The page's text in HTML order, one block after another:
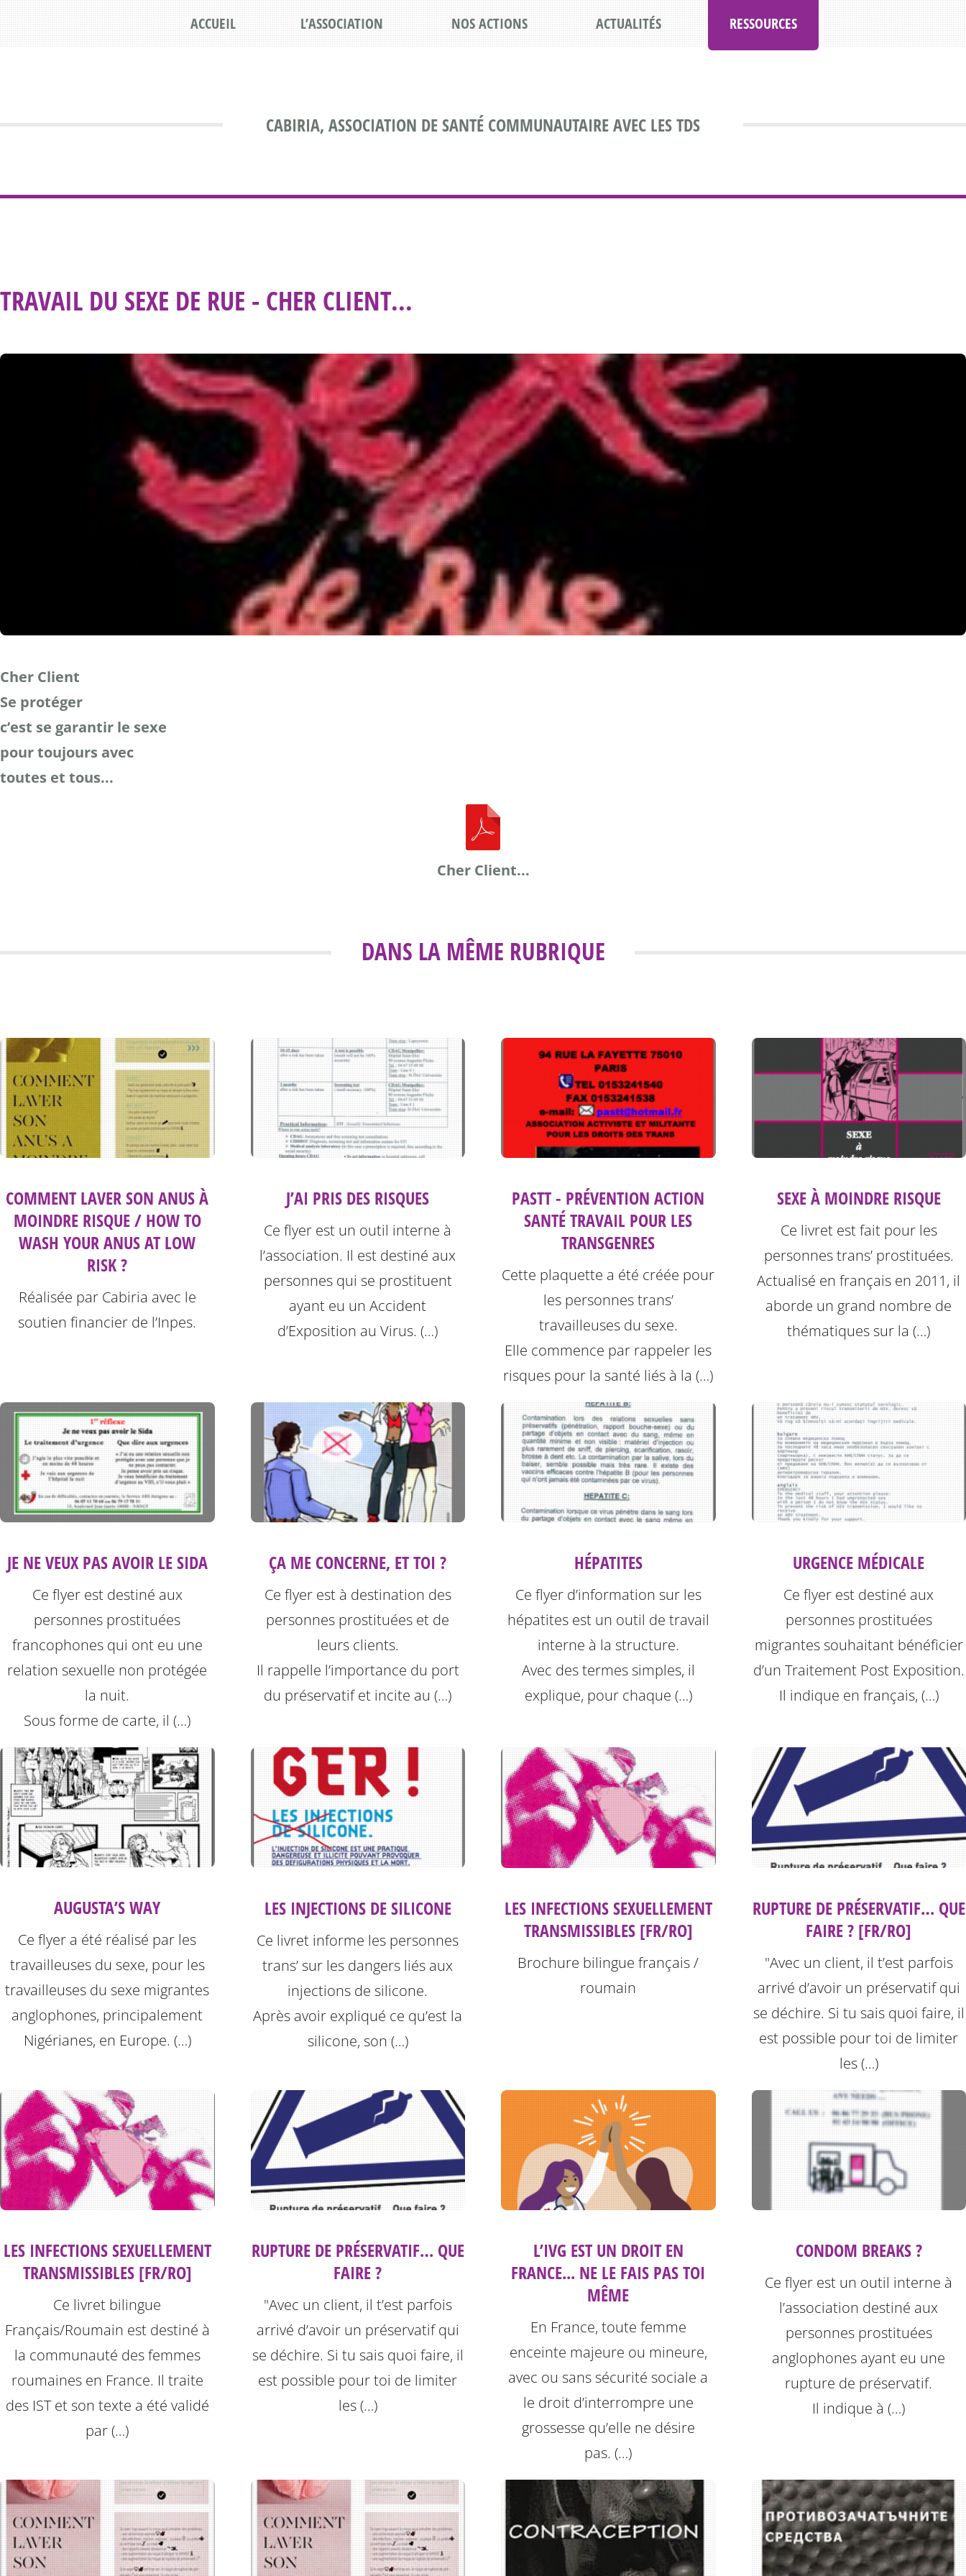
CABIRIA, ASSOCIATION DE SANTÉ COMMUNAUTAIRE AVEC LES TDS
ACCUEIL L’ASSOCIATION NOS ACTIONS ACTUALITÉS RESSOURCES
TRAVAIL DU SEXE DE RUE - CHER CLIENT...
Cher Client
Se protéger
c’est se garantir le sexe
pour toujours avec
toutes et tous...
Cher Client...
DANS LA MÊME RUBRIQUE
COMMENT LAVER SON ANUS À
MOINDRE RISQUE / HOW TO
WASH YOUR ANUS AT LOW
RISK ?
Réalisée par Cabiria avec le
soutien financier de l’Inpes.
J’AI PRIS DES RISQUES
Ce flyer est un outil interne à
l’association. Il est destiné aux
personnes qui se prostituent
ayant eu un Accident
d’Exposition au Virus. (…)
PASTT - PRÉVENTION ACTION
SANTÉ TRAVAIL POUR LES
TRANSGENRES
Cette plaquette a été créée pour
les personnes trans’
travailleuses du sexe.
Elle commence par rappeler les
risques pour la santé liés à la (…)
SEXE À MOINDRE RISQUE
Ce livret est fait pour les
personnes trans’ prostituées.
Actualisé en français en 2011, il
aborde un grand nombre de
thématiques sur la (…)
JE NE VEUX PAS AVOIR LE SIDA
Ce flyer est destiné aux
personnes prostituées
francophones qui ont eu une
relation sexuelle non protégée
la nuit.
Sous forme de carte, il (…)
ÇA ME CONCERNE, ET TOI ?
Ce flyer est à destination des
personnes prostituées et de
leurs clients.
Il rappelle l’importance du port
du préservatif et incite au (…)
HÉPATITES
Ce flyer d’information sur les
hépatites est un outil de travail
interne à la structure.
Avec des termes simples, il
explique, pour chaque (…)
URGENCE MÉDICALE
Ce flyer est destiné aux
personnes prostituées
migrantes souhaitant bénéficier
d’un Traitement Post Exposition.
Il indique en français, (…)
AUGUSTA’S WAY
Ce flyer a été réalisé par les
travailleuses du sexe, pour les
travailleuses du sexe migrantes
anglophones, principalement
Nigérianes, en Europe. (…)
LES INJECTIONS DE SILICONE
Ce livret informe les personnes
trans’ sur les dangers liés aux
injections de silicone.
Après avoir expliqué ce qu’est la
silicone, son (…)
LES INFECTIONS SEXUELLEMENT
TRANSMISSIBLES [FR/RO]
Brochure bilingue français /
roumain
RUPTURE DE PRÉSERVATIF… QUE
FAIRE ? [FR/RO]
"Avec un client, il t’est parfois
arrivé d’avoir un préservatif qui
se déchire. Si tu sais quoi faire, il
est possible pour toi de limiter
les (…)
LES INFECTIONS SEXUELLEMENT
TRANSMISSIBLES [FR/RO]
Ce livret bilingue
Français/Roumain est destiné à
la communauté des femmes
roumaines en France. Il traite
des IST et son texte a été validé
par (…)
RUPTURE DE PRÉSERVATIF… QUE
FAIRE ?
"Avec un client, il t’est parfois
arrivé d’avoir un préservatif qui
se déchire. Si tu sais quoi faire, il
est possible pour toi de limiter
les (…)
L’IVG EST UN DROIT EN
FRANCE... NE LE FAIS PAS TOI
MÊME
En France, toute femme
enceinte majeure ou mineure,
avec ou sans sécurité sociale a
le droit d’interrompre une
grossesse qu’elle ne désire
pas. (…)
CONDOM BREAKS ?
Ce flyer est un outil interne à
l’association destiné aux
personnes prostituées
anglophones ayant eu une
rupture de préservatif.
Il indique à (…)